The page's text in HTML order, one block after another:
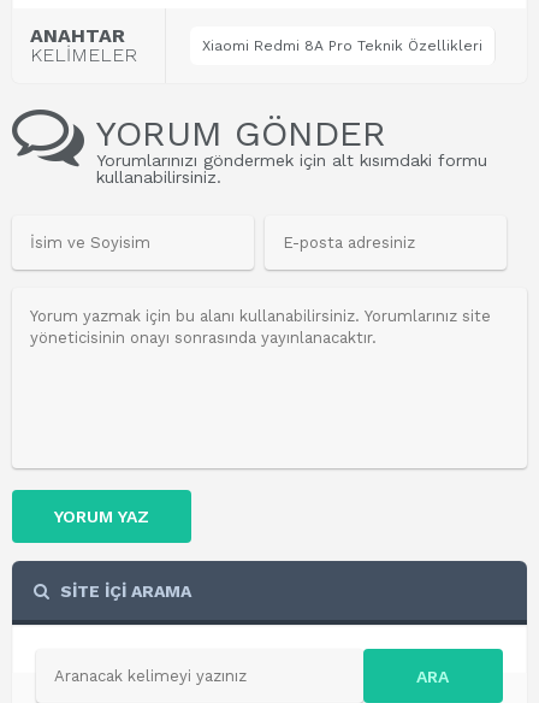
ANAHTAR
KELİMELER
Xiaomi Redmi 8A Pro Teknik Özellikleri
YORUM GÖNDER
Yorumlarınızı göndermek için alt kısımdaki formu
kullanabilirsiniz.
YORUM YAZ
SİTE İÇİ ARAMA
ARA